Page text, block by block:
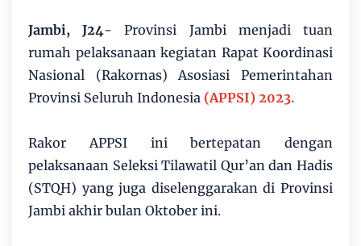
Jambi, J24- Provinsi Jambi menjadi tuan
rumah pelaksanaan kegiatan Rapat Koordinasi
Nasional (Rakornas) Asosiasi Pemerintahan
Provinsi Seluruh Indonesia (APPSI) 2023.
Rakor APPSI ini bertepatan dengan
pelaksanaan Seleksi Tilawatil Qur’an dan Hadis
(STQH) yang juga diselenggarakan di Provinsi
Jambi akhir bulan Oktober ini.